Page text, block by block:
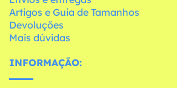
Artigos e Guia de Tamanhos
Devoluções
Mais dúvidas
INFORMAÇÃO: